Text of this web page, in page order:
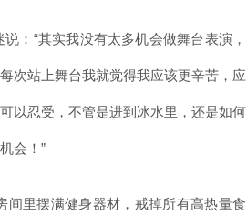
：“其实我没有太多机会做舞台表演，
次站上舞台我就觉得我应该更辛苦，应
以忍受，不管是进到冰水里，还是如何
会！”
里摆满健身器材，戒掉所有高热量食